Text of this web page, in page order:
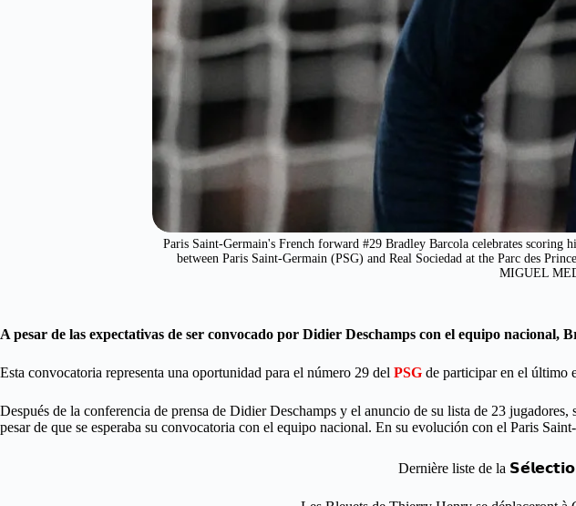
Paris Saint-Germain's French forward #29 Bradley Barcola celebrates
between Paris Saint-Germain (PSG) and Real Sociedad at the Parc des
MIGUEL
A pesar de las expectativas de ser convocado por Didier Deschamps con el equipo
Esta convocatoria representa una oportunidad para el número 29 del PSG de participar en el último
Después de la conferencia de prensa de Didier Deschamps y el anuncio de su lista de 23 jugadores,
pesar de que se esperaba su convocatoria con el equipo nacional. En su evolución con el Paris
Dernière liste de la